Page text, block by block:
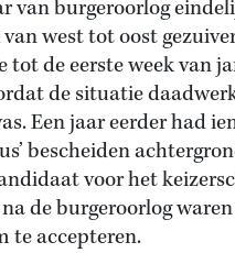
van burgeroorlog
west tot oost
tot de eerste week van
de situatie
Een jaar eerder had
bescheiden
voor het
de burgeroorlog
te accepteren.